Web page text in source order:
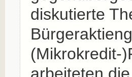
diskutierte
(Mikrokredit-